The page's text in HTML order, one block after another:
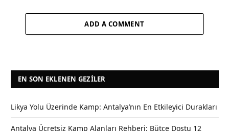
ADD A COMMENT
EN SON EKLENEN GEZILER
Likya Yolu Üzerinde Kamp: Antalya’nın En Etkileyici Durakları
Antalya Ücretsiz Kamp Alanları Rehberi: Bütçe Dostu 12